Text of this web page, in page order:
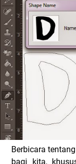
Berbicara
bagi kita,